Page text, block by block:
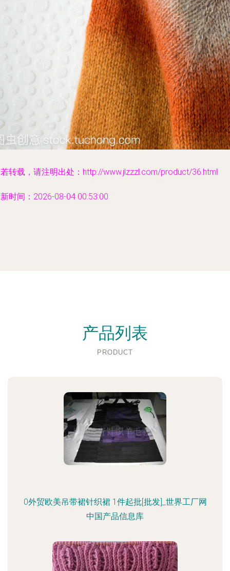
转载，请注明出处：http://www.jlzzzl.com/product/36.html
时间：2026-08-04 00:53:00
产品列表
PRODUCT
0外贸欧美吊带裙针织裙 1件起批[批发]_世界工厂网
中国产品信息库